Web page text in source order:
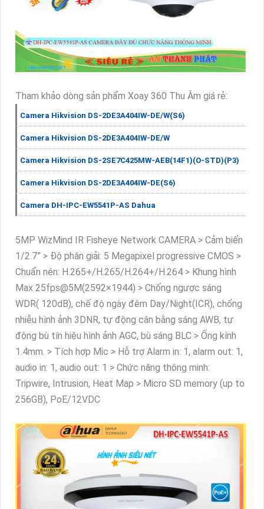
Tham khảo dòng sản phẩm Xoay 360 Thu Âm giá rẻ:
Camera Hikvision DS-2DE3A404IW-DE/W(S6)
Camera Hikvision DS-2DE3A404IW-DE/W
Camera Hikvision DS-2SE7C425MW-AEB(14F1)(O-STD)(P3)
Camera Hikvision DS-2DE3A404IW-DE(S6)
Camera DH-IPC-EW5541P-AS Dahua
5MP WizMind IR Fisheye Network CAMERA > Cảm biến
1/2.7” > Độ phân giải: 5 Megapixel progressive CMOS >
Chuẩn nén: H.265+/H.265/H.264+/H.264 > Khung hình
Max 25fps@5M(2592×1944) > Chống ngược sáng
WDR( 120dB), chế độ ngày đêm Day/Night(ICR), chống
nhiễu hình ảnh 3DNR, tự động cân bằng sáng AWB, tự
động bù tín hiệu hình ảnh AGC, bù sáng BLC > Ống kính
1.4mm. > Tích hợp Mic > Hỗ trợ Alarm in: 1, alarm out: 1,
audio in: 1, audio out: 1 > Chức năng thông minh:
Tripwire, Intrusion, Heat Map > Micro SD memory (up to
256GB), PoE/12VDC